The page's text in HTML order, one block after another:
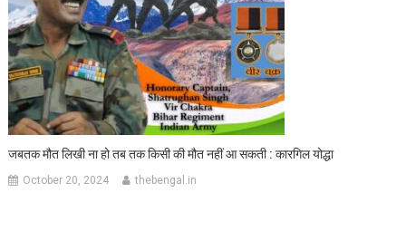
जबतक मौत लिखी ना हो तब तक किसी की मौत नहीं आ सकती : कारगिल योद्धा
October 20, 2024 thebengal.in